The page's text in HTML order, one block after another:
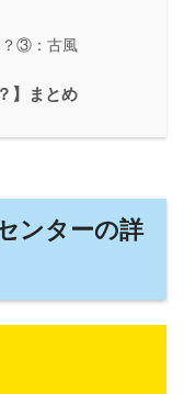
？③：古風
】まとめ
ンターの詳